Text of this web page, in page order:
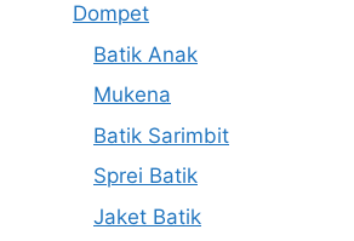
Dompet
Batik Anak
Mukena
Batik Sarimbit
Sprei Batik
Jaket Batik